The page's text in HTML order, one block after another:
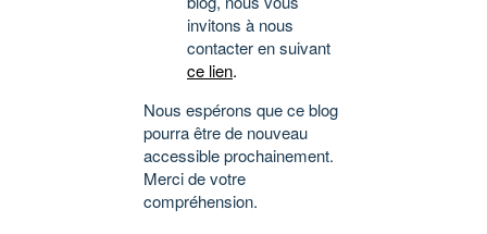
invitons à nous
contacter en suivant
ce lien.
Nous espérons que ce blog
pourra être de nouveau
accessible prochainement.
Merci de votre
compréhension.